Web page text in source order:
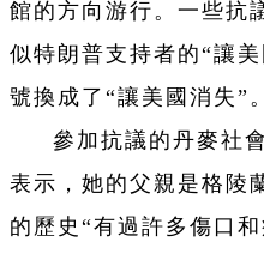
館的方向游行。一些抗
似特朗普支持者的“讓
號換成了“讓美國消失”。
參加抗議的丹麥社
表示，她的父親是格陵
的歷史“有過許多傷口